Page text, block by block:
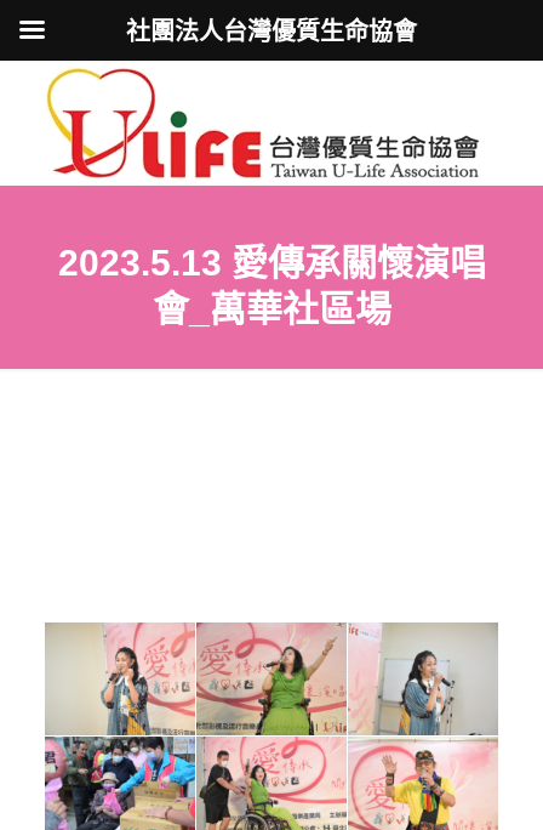
2023.5.13 愛傳承關懷演唱
會_萬華社區場
社團法人台灣優質生命協會